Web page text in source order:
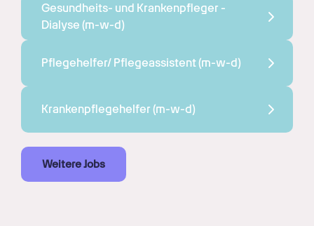
Gesundheits- und Krankenpfleger -
Dialyse (m-w-d)
Pflegehelfer/ Pflegeassistent (m-w-d)
Krankenpflegehelfer (m-w-d)
Weitere Jobs